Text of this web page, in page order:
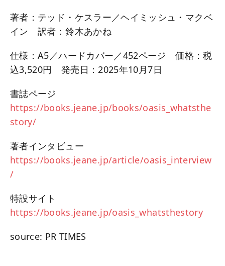
著者：テッド・ケスラー／ヘイミッシュ・マクベ
イン 訳者：鈴木あかね
仕様：A5／ハードカバー／452ページ 価格：税
込3,520円 発売日：2025年10月7日
書誌ページ
https://books.jeane.jp/books/oasis_whatsthe
story/
著者インタビュー
https://books.jeane.jp/article/oasis_interview
/
特設サイト
https://books.jeane.jp/oasis_whatsthestory
source: PR TIMES